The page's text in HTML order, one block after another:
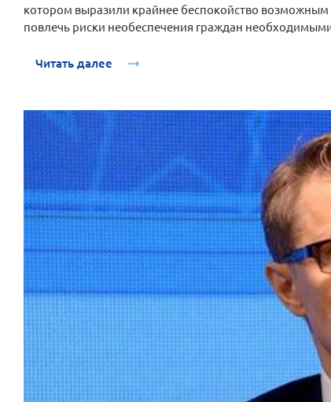
котором выразили крайнее беспокойство
повлечь риски необеспечения граждан
Читать далее